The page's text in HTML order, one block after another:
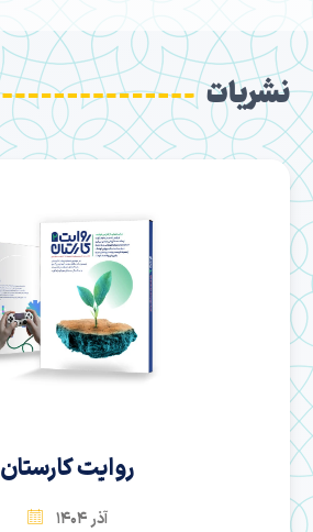
نشریات
روایت کارستان
آذر 1404